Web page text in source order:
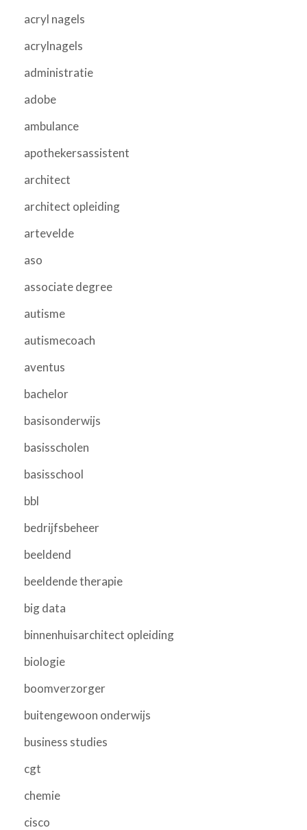
acryl nagels
acrylnagels
administratie
adobe
ambulance
apothekersassistent
architect
architect opleiding
artevelde
aso
associate degree
autisme
autismecoach
aventus
bachelor
basisonderwijs
basisscholen
basisschool
bbl
bedrijfsbeheer
beeldend
beeldende therapie
big data
binnenhuisarchitect opleiding
biologie
boomverzorger
buitengewoon onderwijs
business studies
cgt
chemie
cisco